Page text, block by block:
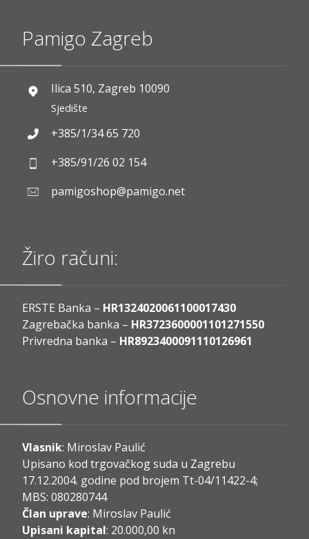
Pamigo Zagreb
Ilica 510, Zagreb 10090
Sjedište
+385/1/34 65 720
+385/91/26 02 154
pamigoshop@pamigo.net
Žiro računi:
ERSTE Banka – HR1324020061100017430
Zagrebačka banka – HR3723600001101271550
Privredna banka – HR8923400091110126961
Osnovne informacije
Vlasnik: Miroslav Paulić
Upisano kod trgovačkog suda u Zagrebu
17.12.2004. godine pod brojem Tt-04/11422-4;
MBS: 080280744
Član uprave: Miroslav Paulić
Upisani kapital: 20.000,00 kn